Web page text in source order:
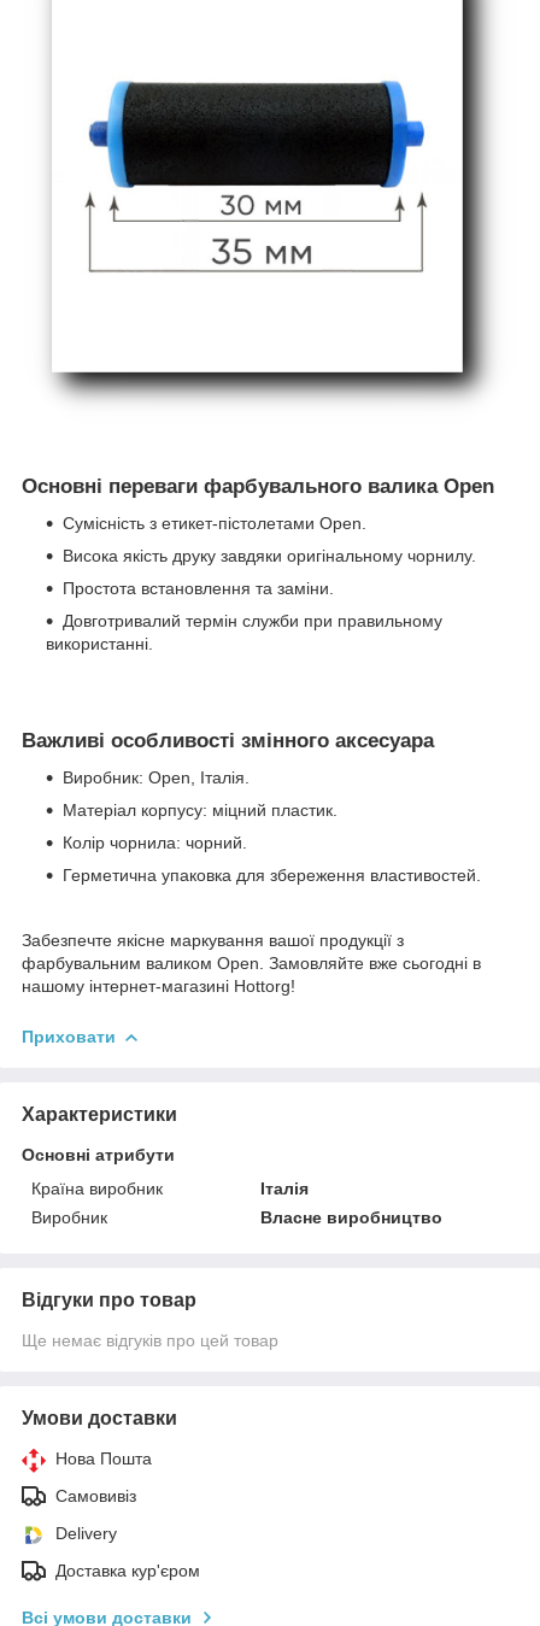
Основні переваги фарбувального валика Open
Сумісність з етикет-пістолетами Open.
Висока якість друку завдяки оригінальному чорнилу.
Простота встановлення та заміни.
Довготривалий термін служби при правильному
використанні.
Важливі особливості змінного аксесуара
Виробник: Open, Італія.
Матеріал корпусу: міцний пластик.
Колір чорнила: чорний.
Герметична упаковка для збереження властивостей.
Забезпечте якісне маркування вашої продукції з
фарбувальним валиком Open. Замовляйте вже сьогодні в
нашому інтернет-магазині Hottorg!
Приховати
Характеристики
Основні атрибути
Країна виробник
Італія
Виробник
Власне виробництво
Відгуки про товар
Ще немає відгуків про цей товар
Умови доставки
Нова Пошта
Самовивіз
Delivery
Доставка кур'єром
Всі умови доставки